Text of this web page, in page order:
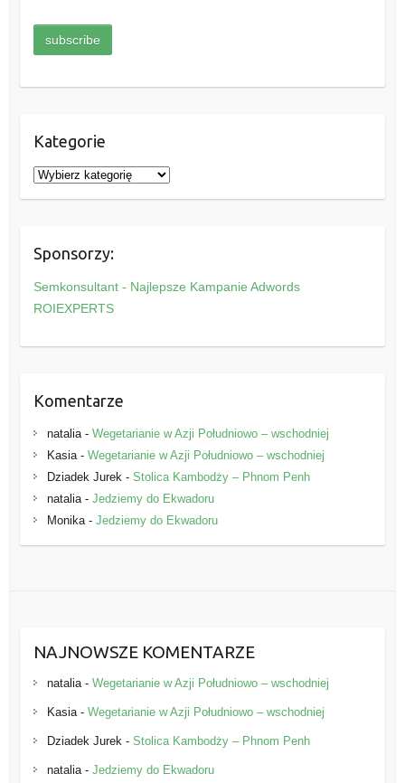
Kategorie
K
a
g
o
r
e
Sponsorzy:
Semkonsultant - Najlepsze Kampanie Adwords
ROIEXPERTS
Komentarze
natalia- Wegetarianie w Azji Południowo – wschodniej
Kasia- Wegetarianie w Azji Południowo – wschodniej
Dziadek Jurek- Stolica Kambodży – Phnom Penh
natalia- Jedziemy do Ekwadoru
Monika- Jedziemy do Ekwadoru
NAJNOWSZE KOMENTARZE
natalia- Wegetarianie w Azji Południowo – wschodniej
Kasia- Wegetarianie w Azji Południowo – wschodniej
Dziadek Jurek- Stolica Kambodży – Phnom Penh
natalia- Jedziemy do Ekwadoru